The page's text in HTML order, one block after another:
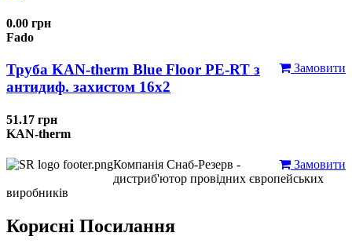
0.00 грн
Fado
Замовити
Труба KAN-therm Blue Floor PE-RT з
антидиф. захистом 16х2
51.17 грн
KAN-therm
Замовити
Компанія Снаб-Резерв -
дистриб'ютор провідних європейських
виробників
Корисні Посилання